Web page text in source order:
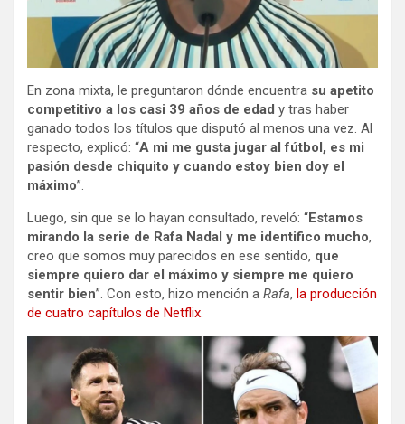
En zona mixta, le preguntaron dónde encuentra su apetito
competitivo a los casi 39 años de edad y tras haber
ganado todos los títulos que disputó al menos una vez. Al
respecto, explicó: “A mi me gusta jugar al fútbol, es mi
pasión desde chiquito y cuando estoy bien doy el
máximo”.
Luego, sin que se lo hayan consultado, reveló: “Estamos
mirando la serie de Rafa Nadal y me identifico mucho,
creo que somos muy parecidos en ese sentido, que
siempre quiero dar el máximo y siempre me quiero
sentir bien”. Con esto, hizo mención a Rafa, la producción
de cuatro capítulos de Netflix.